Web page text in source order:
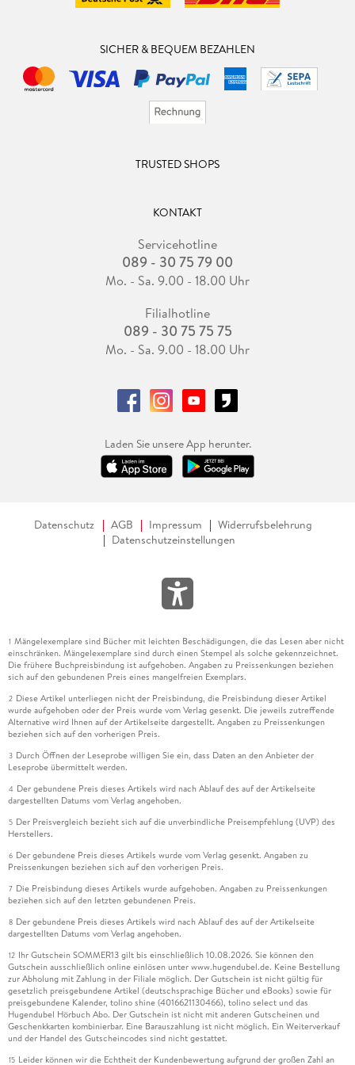
SICHER & BEQUEM BEZAHLEN
TRUSTED SHOPS
KONTAKT
Servicehotline
089 - 30 75 79 00
Mo. - Sa. 9.00 - 18.00 Uhr
Filialhotline
089 - 30 75 75 75
Mo. - Sa. 9.00 - 18.00 Uhr
Laden Sie unsere App herunter.
Datenschutz AGB Impressum
Widerrufsbelehrung
Datenschutzeinstellungen
1 Mängelexemplare sind Bücher mit leichten Beschädigungen, die das Lesen aber nicht
einschränken. Mängelexemplare sind durch einen Stempel als solche gekennzeichnet.
Die frühere Buchpreisbindung ist aufgehoben. Angaben zu Preissenkungen beziehen
sich auf den gebundenen Preis eines mangelfreien Exemplars.
2 Diese Artikel unterliegen nicht der Preisbindung, die Preisbindung dieser Artikel
wurde aufgehoben oder der Preis wurde vom Verlag gesenkt. Die jeweils zutreffende
Alternative wird Ihnen auf der Artikelseite dargestellt. Angaben zu Preissenkungen
beziehen sich auf den vorherigen Preis.
3 Durch Öffnen der Leseprobe willigen Sie ein, dass Daten an den Anbieter der
Leseprobe übermittelt werden.
4 Der gebundene Preis dieses Artikels wird nach Ablauf des auf der Artikelseite
dargestellten Datums vom Verlag angehoben.
5 Der Preisvergleich bezieht sich auf die unverbindliche Preisempfehlung (UVP) des
Herstellers.
6 Der gebundene Preis dieses Artikels wurde vom Verlag gesenkt. Angaben zu
Preissenkungen beziehen sich auf den vorherigen Preis.
7 Die Preisbindung dieses Artikels wurde aufgehoben. Angaben zu Preissenkungen
beziehen sich auf den letzten gebundenen Preis.
8 Der gebundene Preis dieses Artikels wird nach Ablauf des auf der Artikelseite
dargestellten Datums vom Verlag angehoben.
12 Ihr Gutschein SOMMER13 gilt bis einschließlich 10.08.2026. Sie können den
Gutschein ausschließlich online einlösen unter www.hugendubel.de. Keine Bestellung
zur Abholung mit Zahlung in der Filiale möglich. Der Gutschein ist nicht gültig für
gesetzlich preisgebundene Artikel (deutschsprachige Bücher und eBooks) sowie für
preisgebundene Kalender, tolino shine (4016621130466), tolino select und das
Hugendubel Hörbuch Abo. Der Gutschein ist nicht mit anderen Gutscheinen und
Geschenkkarten kombinierbar. Eine Barauszahlung ist nicht möglich. Ein Weiterverkauf
und der Handel des Gutscheincodes sind nicht gestattet.
15 Leider können wir die Echtheit der Kundenbewertung aufgrund der großen Zahl an